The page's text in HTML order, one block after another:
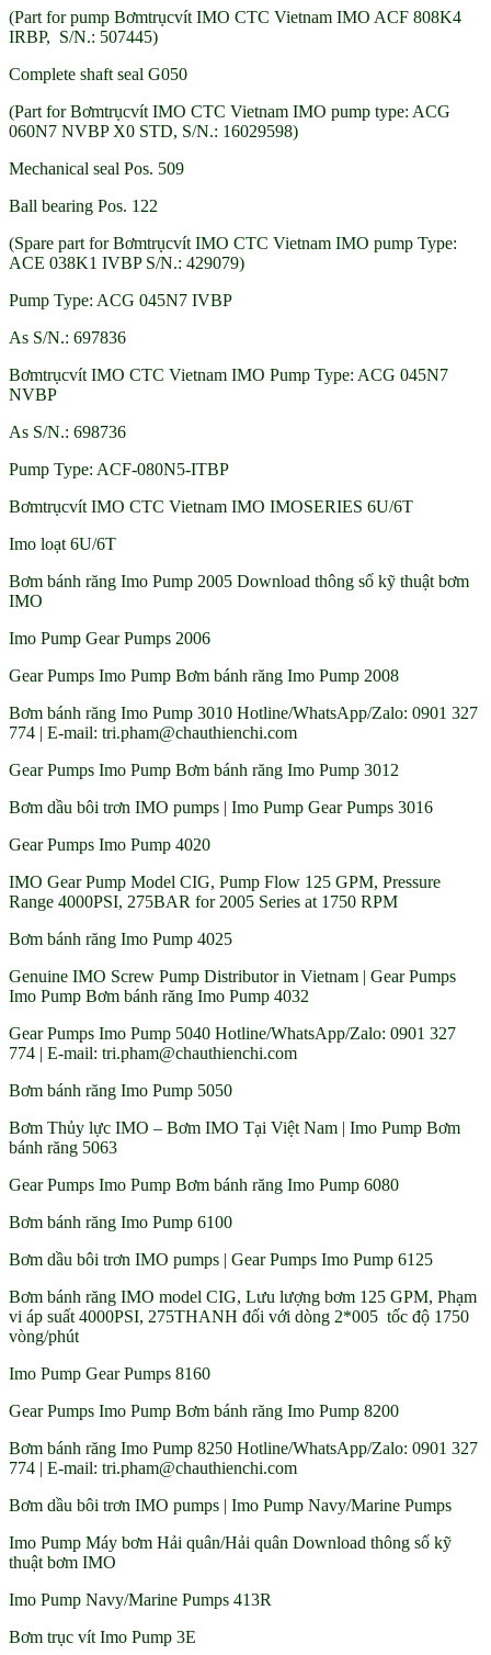
(Part for pump Bơmtrụcvít IMO CTC Vietnam IMO ACF 808K4
IRBP, S/N.: 507445)
Complete shaft seal G050
(Part for Bơmtrụcvít IMO CTC Vietnam IMO pump type: ACG
060N7 NVBP X0 STD, S/N.: 16029598)
Mechanical seal Pos. 509
Ball bearing Pos. 122
(Spare part for Bơmtrụcvít IMO CTC Vietnam IMO pump Type:
ACE 038K1 IVBP S/N.: 429079)
Pump Type: ACG 045N7 IVBP
As S/N.: 697836
Bơmtrụcvít IMO CTC Vietnam IMO Pump Type: ACG 045N7
NVBP
As S/N.: 698736
Pump Type: ACF-080N5-ITBP
Bơmtrụcvít IMO CTC Vietnam IMO IMOSERIES 6U/6T
Imo loạt 6U/6T
Bơm bánh răng Imo Pump 2005 Download thông số kỹ thuật bơm
IMO
Imo Pump Gear Pumps 2006
Gear Pumps Imo Pump Bơm bánh răng Imo Pump 2008
Bơm bánh răng Imo Pump 3010 Hotline/WhatsApp/Zalo: 0901 327
774 | E-mail: tri.pham@chauthienchi.com
Gear Pumps Imo Pump Bơm bánh răng Imo Pump 3012
Bơm dầu bôi trơn IMO pumps | Imo Pump Gear Pumps 3016
Gear Pumps Imo Pump 4020
IMO Gear Pump Model CIG, Pump Flow 125 GPM, Pressure
Range 4000PSI, 275BAR for 2005 Series at 1750 RPM
Bơm bánh răng Imo Pump 4025
Genuine IMO Screw Pump Distributor in Vietnam | Gear Pumps
Imo Pump Bơm bánh răng Imo Pump 4032
Gear Pumps Imo Pump 5040 Hotline/WhatsApp/Zalo: 0901 327
774 | E-mail: tri.pham@chauthienchi.com
Bơm bánh răng Imo Pump 5050
Bơm Thủy lực IMO – Bơm IMO Tại Việt Nam | Imo Pump Bơm
bánh răng 5063
Gear Pumps Imo Pump Bơm bánh răng Imo Pump 6080
Bơm bánh răng Imo Pump 6100
Bơm dầu bôi trơn IMO pumps | Gear Pumps Imo Pump 6125
Bơm bánh răng IMO model CIG, Lưu lượng bơm 125 GPM, Phạm
vi áp suất 4000PSI, 275THANH đối với dòng 2*005 tốc độ 1750
vòng/phút
Imo Pump Gear Pumps 8160
Gear Pumps Imo Pump Bơm bánh răng Imo Pump 8200
Bơm bánh răng Imo Pump 8250 Hotline/WhatsApp/Zalo: 0901 327
774 | E-mail: tri.pham@chauthienchi.com
Bơm dầu bôi trơn IMO pumps | Imo Pump Navy/Marine Pumps
Imo Pump Máy bơm Hải quân/Hải quân Download thông số kỹ
thuật bơm IMO
Imo Pump Navy/Marine Pumps 413R
Bơm trục vít Imo Pump 3E